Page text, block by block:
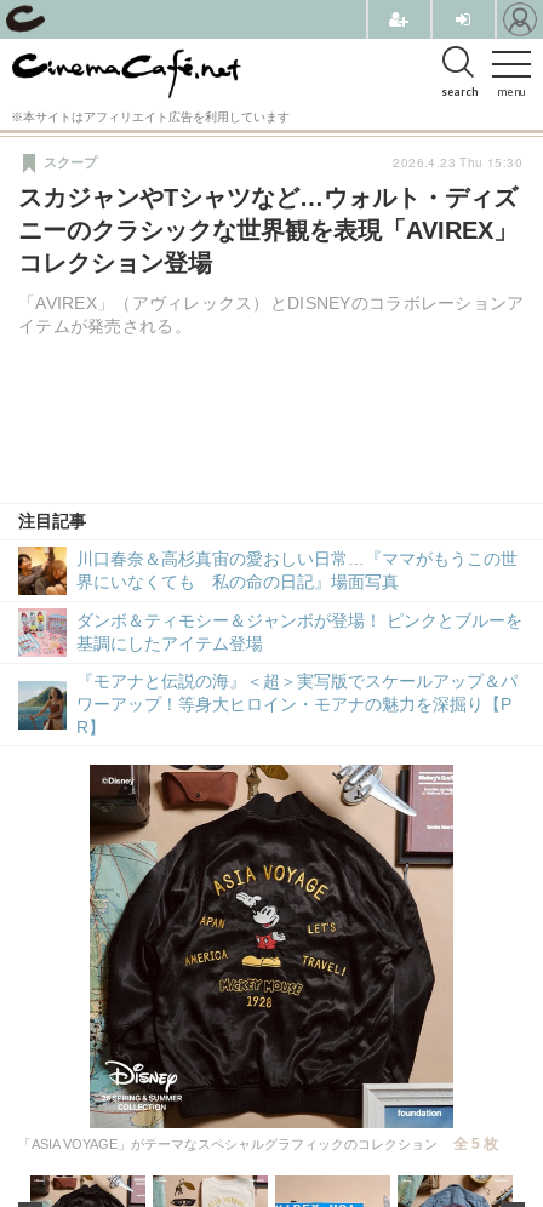
menu
search
※本サイトはアフィリエイト広告を利用しています
スカジャンやTシャツなど…ウォルト・ディズ
ニーのクラシックな世界観を表現「AVIREX」
コレクション登場
「AVIREX」（アヴィレックス）とDISNEYのコラボレーションア
イテムが発売される。
スクープ
注目記事
川口春奈＆高杉真宙の愛おしい日常…『ママがもうこの世
界にいなくても 私の命の日記』場面写真
ダンボ＆ティモシー＆ジャンボが登場！ ピンクとブルーを
基調にしたアイテム登場
『モアナと伝説の海』＜超＞実写版でスケールアップ＆パ
ワーアップ！等身大ヒロイン・モアナの魅力を深掘り【P
R】
2026.4.23 Thu 15:30
「ASIA VOYAGE」がテーマなスペシャルグラフィックのコレクション 全 5 枚